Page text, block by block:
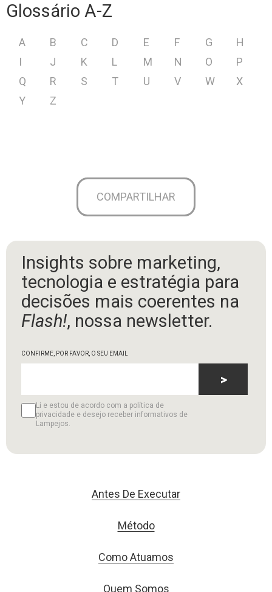
Glossário A-Z
A B C D E F G
H
I
J K L M N O
P
Q
R S T U V W
X
Y
Z
COMPARTILHAR
Insights sobre marketing,
tecnologia e estratégia para
decisões mais coerentes na
Flash!, nossa newsletter.
CONFIRME, POR FAVOR, O SEU EMAIL
Li e estou de acordo com a política de
privacidade e desejo receber informativos de
Lampejos.
>
Antes De Executar
Método
Como Atuamos
Quem Somos